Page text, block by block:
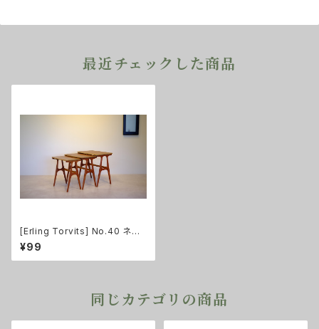
最近チェックした商品
[Erling Torvits] No.40 ネス
トテーブル チーク
¥99
同じカテゴリの商品